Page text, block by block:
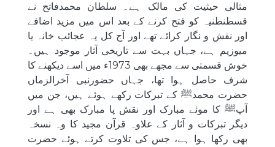
مثالی حیثیت کی مالک ہے۔ سلطان محمدفاتح نے
قسطنطنیہ کو فتح کرنے کے بعد اس میں مزید اضافے
اور نقش و نگار کرائے تھے اور آج کل یہ عجائب خانہ یا
میوزیم ہے، جہاں بہت سے تاریخی آثار موجود ہیں۔
خوش قسمتی سے مجھے بھی 1973ء میں اسے دیکھنے کا
شرف حاصل ہوا تھا، جہاں حضورنبی آخرالزماں
حضرت محمدﷺ کے تبرکات رکھے ہوئے ہیں، جن میں
آپﷺ کا موئے مبارک اور نقش پا مبارک بھی ہے اور
دیگر تبرکات و آثار کے علاوہ قرآن مجید کا وہ نسخہ
بھی رکھا ہوا ہے، جس کی تلاوت کرتے ہوئے حضرت